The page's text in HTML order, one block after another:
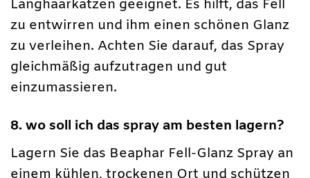
Langhaarkatzen geeignet. Es hilft, das Fell
zu entwirren und ihm einen schönen Glanz
zu verleihen. Achten Sie darauf, das Spray
gleichmäßig aufzutragen und gut
einzumassieren.
8. wo soll ich das spray am besten lagern?
Lagern Sie das Beaphar Fell-Glanz Spray an
einem kühlen, trockenen Ort und schützen